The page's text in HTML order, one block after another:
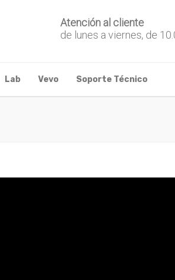
Atención al cliente
de lunes a viernes, de
Lab Vevo Soporte Técnico